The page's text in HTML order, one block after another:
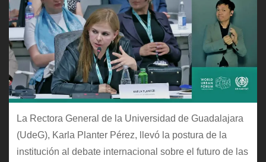
La Rectora General de la Universidad de Guadalajara
(UdeG), Karla Planter Pérez, llevó la postura de la
institución al debate internacional sobre el futuro de las